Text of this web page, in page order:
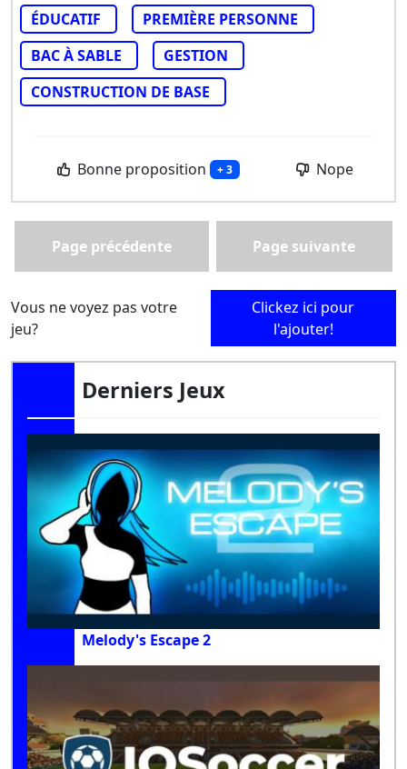
ÉDUCATIF
PREMIÈRE PERSONNE
BAC À SABLE
GESTION
CONSTRUCTION DE BASE
Bonne proposition + 3 Nope
Page précédente Page suivante
Vous ne voyez pas votre
jeu?
Clickez ici pour
l'ajouter!
Derniers Jeux
Melody's Escape 2